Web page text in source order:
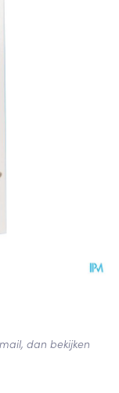
dan bekijken